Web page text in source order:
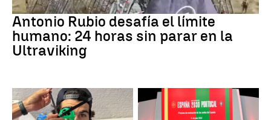
Ultraviking
Antonio Rubio desafía el límite
humano: 24 horas sin parar en la
Ultraviking